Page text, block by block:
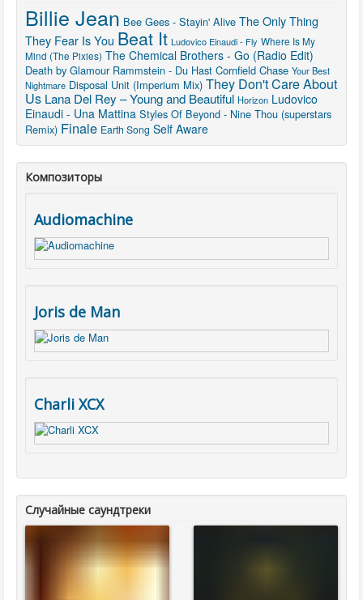
Billie Jean Bee Gees - Stayin' Alive The Only Thing
They Fear Is You Beat It Ludovico Einaudi - Fly Where Is My
Mind (The Pixies) The Chemical Brothers - Go (Radio Edit)
Death by Glamour Rammstein - Du Hast Cornfield Chase Your Best
Nightmare Disposal Unit (Imperium Mix) They Don't Care About
Us Lana Del Rey – Young and Beautiful Horizon Ludovico
Einaudi - Una Mattina Styles Of Beyond - Nine Thou (superstars
Remix) Finale Earth Song Self Aware
Композиторы
Audiomachine
Joris de Man
Charli XCX
Случайные саундтреки